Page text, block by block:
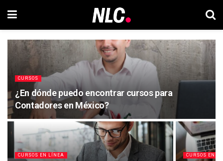
CURSOS
¿En dónde puedo encontrar cursos para
Contadores en México?
CURSOS EN LÍNEA CURSOS EN